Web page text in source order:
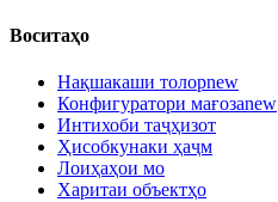
Воситаҳо
Нақшакаши толорnew
Конфигуратори мағозаnew
Интихоби таҷҳизот
Ҳисобкунаки ҳаҷм
Лоиҳаҳои мо
Харитаи объектҳо